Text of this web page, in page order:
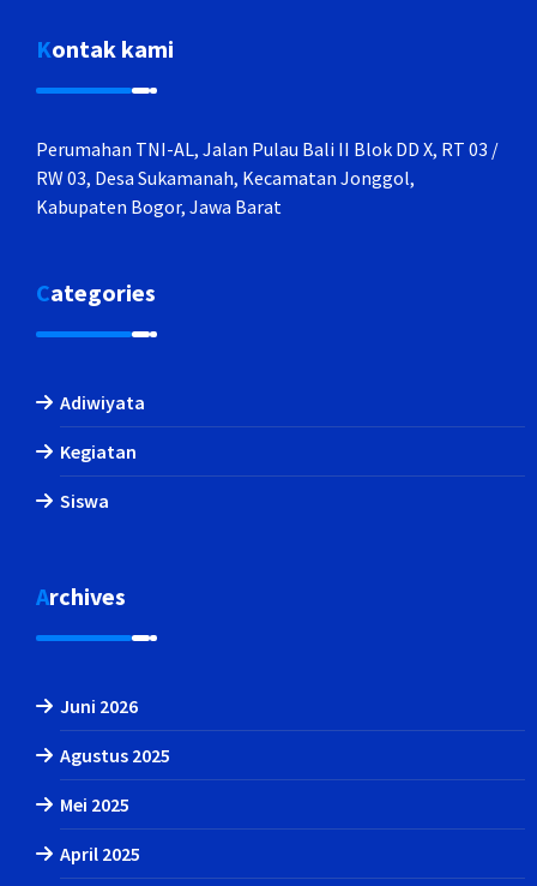
Kontak kami
Perumahan TNI-AL, Jalan Pulau Bali II Blok DD X, RT 03 /
RW 03, Desa Sukamanah, Kecamatan Jonggol,
Kabupaten Bogor, Jawa Barat
Categories
Adiwiyata
Kegiatan
Siswa
Archives
Juni 2026
Agustus 2025
Mei 2025
April 2025